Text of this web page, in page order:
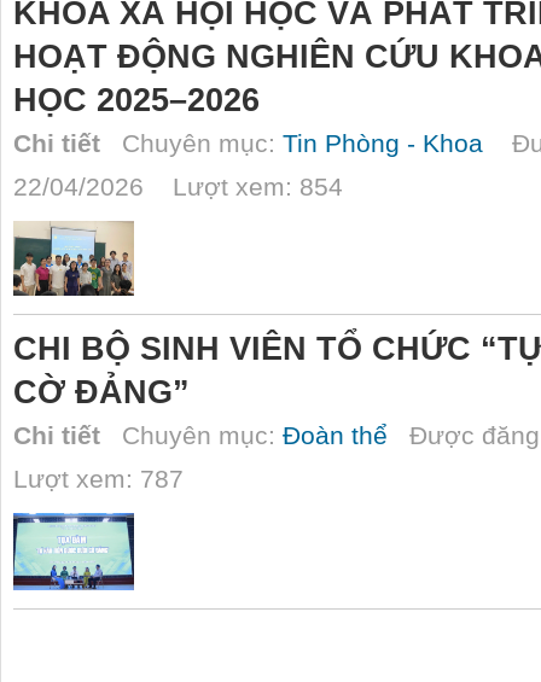
KHOA XÃ HỘI HỌC VÀ PHÁT
HOẠT ĐỘNG NGHIÊN CỨU
HỌC 2025–2026
Chi tiết Chuyên mục: Tin Phòng - Khoa
22/04/2026 Lượt xem: 854
CHI BỘ SINH VIÊN TỔ CHỨC
CỜ ĐẢNG”
Chi tiết Chuyên mục: Đoàn thể Được
Lượt xem: 787